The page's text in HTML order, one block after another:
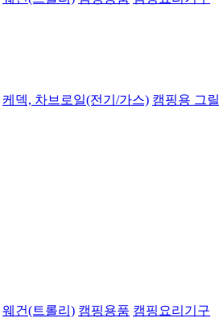
케덱, 차브로일(전기/가스) 캠핑용 그릴
웨건(트롤리) 캠핑용품 캠핑요리기구